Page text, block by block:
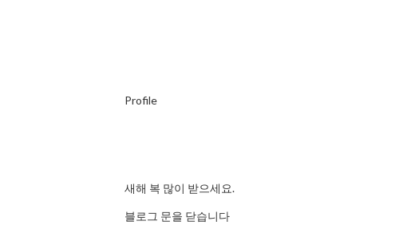
Profile
새해 복 많이 받으세요.
블로그 문을 닫습니다